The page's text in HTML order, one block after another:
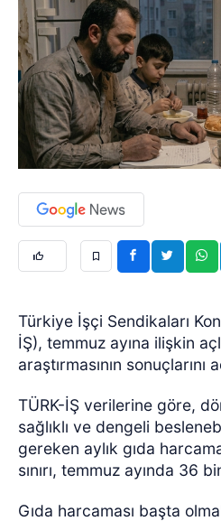
Türkiye İşçi Sendikaları
İŞ), temmuz ayına ilişkin
araştırmasının sonuçlarını
TÜRK-İŞ verilerine göre,
sağlıklı ve dengeli
gereken aylık gıda
sınırı, temmuz ayında 36
Gıda harcaması başta